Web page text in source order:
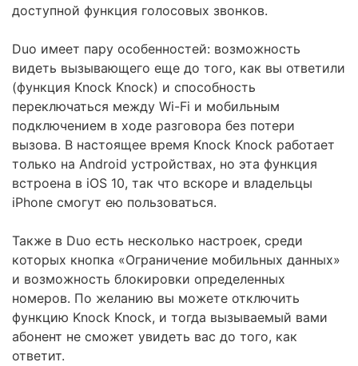
доступной функция голосовых звонков.
Duo имеет пару особенностей: возможность
видеть вызывающего еще до того, как вы ответили
(функция Knock Knock) и способность
переключаться между Wi-Fi и мобильным
подключением в ходе разговора без потери
вызова. В настоящее время Knock Knock работает
только на Android устройствах, но эта функция
встроена в iOS 10, так что вскоре и владельцы
iPhone смогут ею пользоваться.
Также в Duo есть несколько настроек, среди
которых кнопка «Ограничение мобильных данных»
и возможность блокировки определенных
номеров. По желанию вы можете отключить
функцию Knock Knock, и тогда вызываемый вами
абонент не сможет увидеть вас до того, как
ответит.